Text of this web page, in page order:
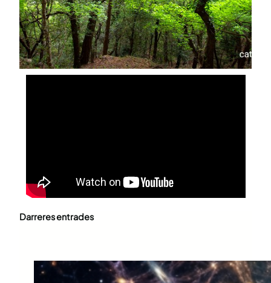
Darreres entrades